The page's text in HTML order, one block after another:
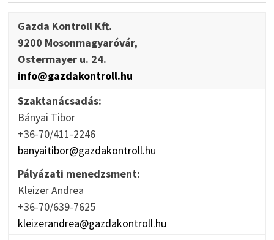
Gazda Kontroll Kft.
9200 Mosonmagyaróvár,
Ostermayer u. 24.
info@gazdakontroll.hu
Szaktanácsadás:
Bányai Tibor
+36-70/411-2246
banyaitibor@gazdakontroll.hu
Pályázati menedzsment:
Kleizer Andrea
+36-70/639-7625
kleizerandrea@gazdakontroll.hu